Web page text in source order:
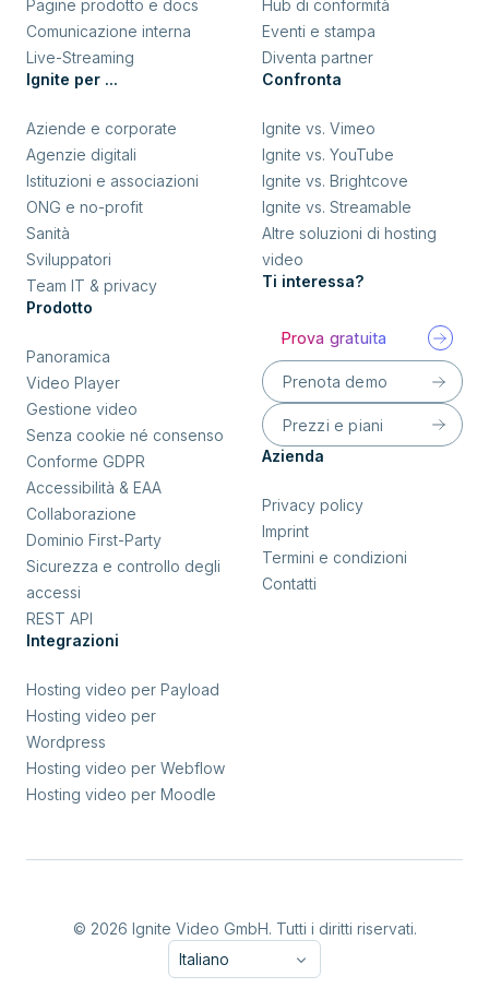
Pagine prodotto e docs
Comunicazione interna
Live-Streaming
Ignite per ...
Aziende e corporate
Agenzie digitali
Istituzioni e associazioni
ONG e no-profit
Sanità
Sviluppatori
Team IT & privacy
Prodotto
Panoramica
Video Player
Gestione video
Senza cookie né consenso
Conforme GDPR
Accessibilità & EAA
Collaborazione
Dominio First-Party
Sicurezza e controllo degli
accessi
REST API
Integrazioni
Hosting video per Payload
Hosting video per
Wordpress
Hosting video per Webflow
Hosting video per Moodle
Hub di conformità
Eventi e stampa
Diventa partner
Confronta
Ignite vs. Vimeo
Ignite vs. YouTube
Ignite vs. Brightcove
Ignite vs. Streamable
Altre soluzioni di hosting
video
Ti interessa?
Prova gratuita
Prenota demo
Prezzi e piani
Azienda
Privacy policy
Imprint
Termini e condizioni
Contatti
© 2026 Ignite Video GmbH. Tutti i diritti riservati.
Italiano